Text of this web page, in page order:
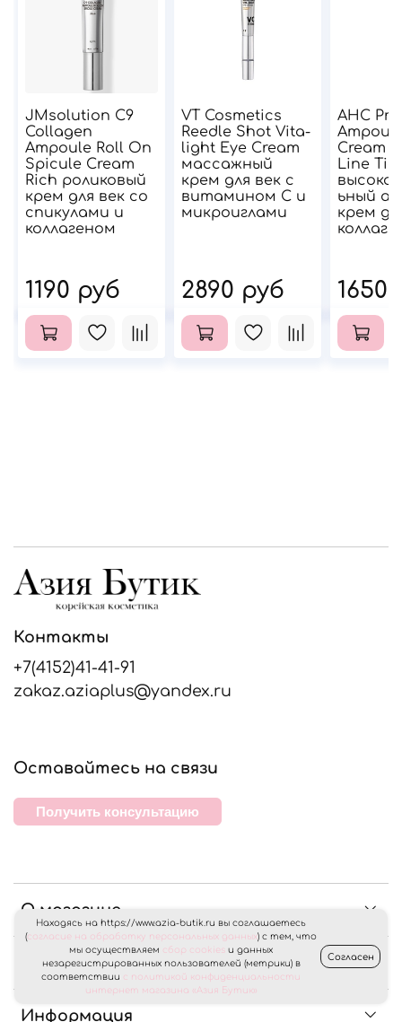
JMsolution C9
Collagen
Ampoule Roll On
Spicule Cream
Rich роликовый
крем для век со
спикулами и
коллагеном
1190 руб
VT Cosmetics
Reedle Shot Vita-
light Eye Cream
массажный
крем для век с
витамином С и
микроиглами
2890 руб
AHC
Cream
Line
ьный
крем
1650
О магазине
Клиентам
Информация
Контакты
+7(4152)41-41-91
zakaz.aziaplus@yandex.ru
Оставайтесь на связи
Получить консультацию
Находясь на https://www.azia-butik.ru вы соглашаетесь
(согласие на обработку персональных данных) с тем, что
мы осуществляем сбор cookies и данных
незарегистрированных пользователей (метрики) в
соответствии с политикой конфиденциальности
интернет магазина «Азия Бутик»
Согласен